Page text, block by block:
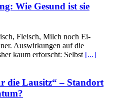
Wie Gesund ist sie
Fleisch, Milch noch Ei-
Auswirkungen auf die
kaum erforscht: Selbst [...]
die Lausitz“ – Standort